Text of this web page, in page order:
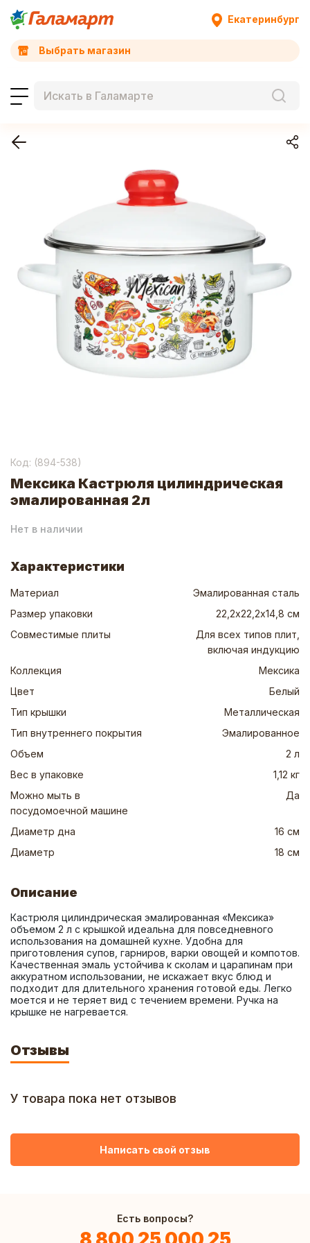
Екатеринбург
Выбрать магазин
Код: (894-538)
Мексика Кастрюля цилиндрическая
эмалированная 2л
Нет в наличии
Характеристики
Материал
Эмалированная сталь
Размер упаковки
22,2х22,2х14,8 см
Совместимые плиты
Для всех типов плит,
включая индукцию
Коллекция
Мексика
Цвет
Белый
Тип крышки
Металлическая
Тип внутреннего покрытия
Эмалированное
Объем
2 л
Вес в упаковке
1,12 кг
Можно мыть в
посудомоечной машине
Да
Диаметр дна
16 см
Диаметр
18 см
Описание
Кастрюля цилиндрическая эмалированная «Мексика»
объемом 2 л с крышкой идеальна для повседневного
использования на домашней кухне. Удобна для
приготовления супов, гарниров, варки овощей и компотов.
Качественная эмаль устойчива к сколам и царапинам при
аккуратном использовании, не искажает вкус блюд и
подходит для длительного хранения готовой еды. Легко
моется и не теряет вид с течением времени. Ручка на
крышке не нагревается.
Отзывы
У товара пока нет отзывов
Написать свой отзыв
Есть вопросы?